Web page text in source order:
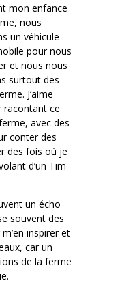
mon enfance
nous
un véhicule
pour nous
et nous nous
surtout des
J’aime
racontant ce
avec des
conter des
des fois où je
d’un Tim
un écho
souvent des
inspirer et
car un
de la ferme